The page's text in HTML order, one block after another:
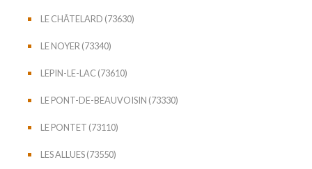
LE CHÂTELARD (73630)
LE NOYER (73340)
LEPIN-LE-LAC (73610)
LE PONT-DE-BEAUVOISIN (73330)
LE PONTET (73110)
LES ALLUES (73550)